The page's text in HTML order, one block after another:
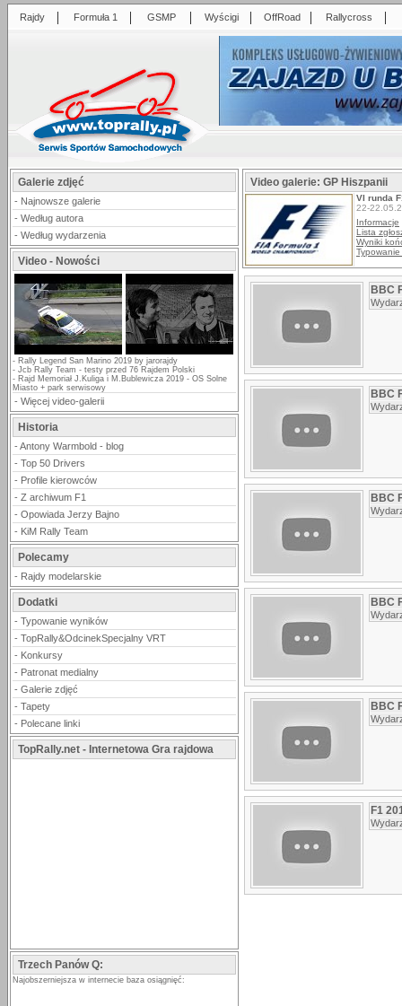
Rajdy | Formuła 1 | GSMP | Wyścigi | OffRoad | Rallycross |
Galerie zdjęć
- Najnowsze galerie
- Według autora
- Według wydarzenia
Video - Nowości
- Rally Legend San Marino 2019 by jarorajdy
- Jcb Rally Team - testy przed 76 Rajdem Polski
- Rajd Memoriał J.Kuliga i M.Bublewicza 2019 - OS Solne
Miasto + park serwisowy
- Więcej video-galerii
Historia
- Antony Warmbold - blog
- Top 50 Drivers
- Profile kierowców
- Z archiwum F1
- Opowiada Jerzy Bajno
- KiM Rally Team
Polecamy
- Rajdy modelarskie
Dodatki
- Typowanie wyników
- TopRally&OdcinekSpecjalny VRT
- Konkursy
- Patronat medialny
- Galerie zdjęć
- Tapety
- Polecane linki
TopRally.net - Internetowa Gra rajdowa
Trzech Panów Q:
Najobszerniejsza w internecie baza osiągnięć:
Video galerie: GP Hiszpanii
VI runda
22-
Informacje
Lista
Wyniki
BBC
BBC
BBC
BBC
BBC
F1